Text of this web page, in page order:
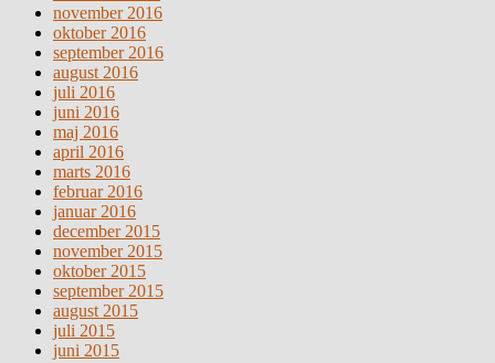
november 2016
oktober 2016
september 2016
august 2016
juli 2016
juni 2016
maj 2016
april 2016
marts 2016
februar 2016
januar 2016
december 2015
november 2015
oktober 2015
september 2015
august 2015
juli 2015
juni 2015